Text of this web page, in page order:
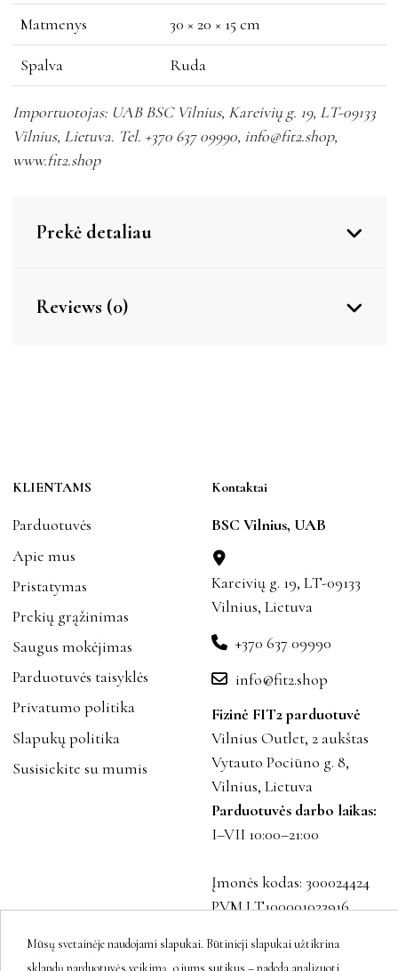
Matmenys 30 × 20 × 15 cm
Spalva Ruda
Importuotojas: UAB BSC Vilnius, Kareivių g. 19, LT-09133
Vilnius, Lietuva. Tel. +370 637 09990, info@fit2.shop,
www.fit2.shop
Prekė detaliau
Reviews (0)
KLIENTAMS
Parduotuvės
Apie mus
Pristatymas
Prekių grąžinimas
Saugus mokėjimas
Parduotuvės taisyklės
Privatumo politika
Slapukų politika
Susisiekite su mumis
Kontaktai
BSC Vilnius, UAB
Kareivių g. 19, LT-09133
Vilnius, Lietuva
+370 637 09990
info@fit2.shop
Fizinė FIT2 parduotuvė
Vilnius Outlet, 2 aukštas
Vytauto Pociūno g. 8,
Vilnius, Lietuva
Parduotuvės darbo laikas:
I–VII 10:00–21:00
Įmonės kodas: 300024424
PVM LT100001023916
Mūsų svetainėje naudojami slapukai. Būtinieji slapukai užtikrina
sklandų parduotuvės veikimą, o jums sutikus – padeda analizuoti